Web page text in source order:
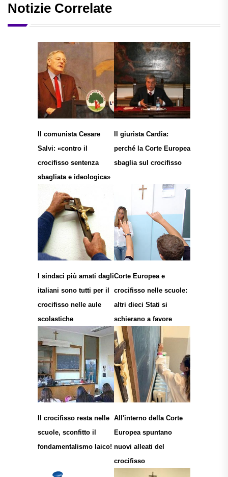
Notizie Correlate
Il comunista Cesare
Salvi: «contro il
crocifisso sentenza
sbagliata e ideologica»
Il giurista Cardia:
perché la Corte Europea
sbaglia sul crocifisso
I sindaci più amati dagli
italiani sono tutti per il
crocifisso nelle aule
scolastiche
Corte Europea e
crocifisso nelle scuole:
altri dieci Stati si
schierano a favore
Il crocifisso resta nelle
scuole, sconfitto il
fondamentalismo laico!
All'interno della Corte
Europea spuntano
nuovi alleati del
crocifisso